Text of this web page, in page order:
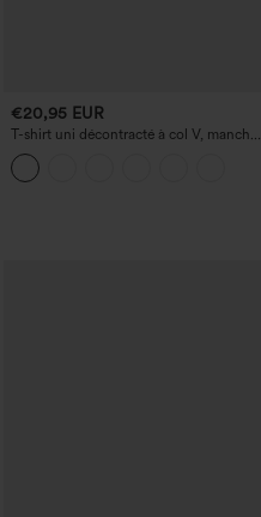
€20,95 EUR
T-shirt uni décontracté à col V, manches
courtes et fronces